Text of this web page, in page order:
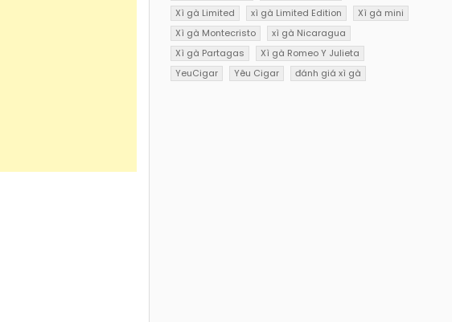
Xì gà Limited
xì gà Limited Edition
Xì gà mini
Xì gà Montecristo
xì gà Nicaragua
Xì gà Partagas
Xì gà Romeo Y Julieta
YeuCigar
Yêu Cigar đánh giá xì gà